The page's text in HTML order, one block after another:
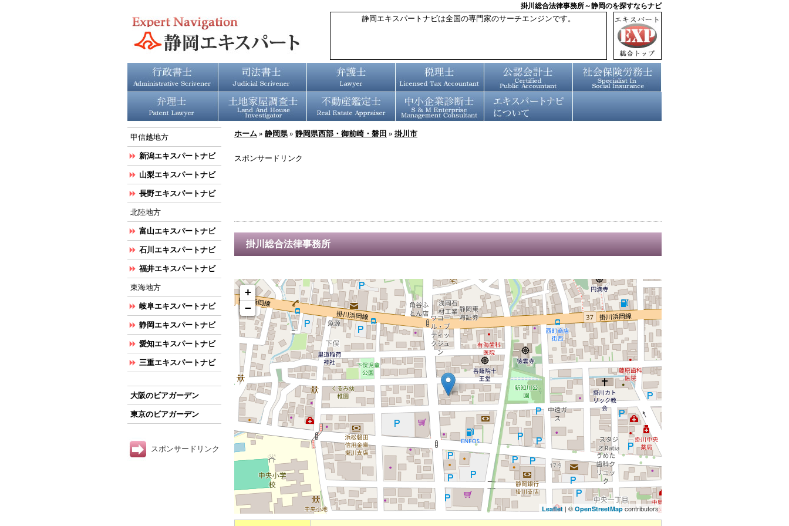
掛川総合法律事務所～静岡のを探すならナビ
静岡エキスパートナビは全国の専門家のサーチエンジンです。
ホーム » 静岡県» 静岡県西部・御前崎・磐田 » 掛川市
スポンサードリンク
掛川総合法律事務所
+
−
Leaflet | © OpenStreetMapcontributors
甲信越地方
新潟エキスパートナビ
山梨エキスパートナビ
長野エキスパートナビ
北陸地方
富山エキスパートナビ
石川エキスパートナビ
福井エキスパートナビ
東海地方
岐阜エキスパートナビ
静岡エキスパートナビ
愛知エキスパートナビ
三重エキスパートナビ
大阪のビアガーデン
東京のビアガーデン
スポンサードリンク